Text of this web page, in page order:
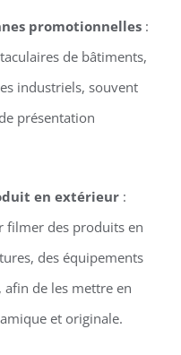
promotionnelles:
de bâtiments,
industriels, souvent
présentation
en extérieur:
filmer des produits en
des équipements
de les mettre en
et originale.